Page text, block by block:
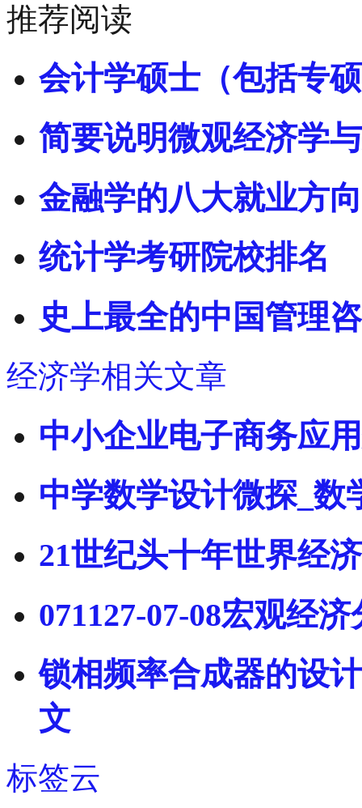
推荐阅读
会计学硕士（包括专
简要说明微观经济学
金融学的八大就业方
统计学考研院校排名
史上最全的中国管理
经济学相关文章
中小企业电子商务应
中学数学设计微探_数
21世纪头十年世界经
071127-07-08宏观经
锁相频率合成器的设
文
标签云